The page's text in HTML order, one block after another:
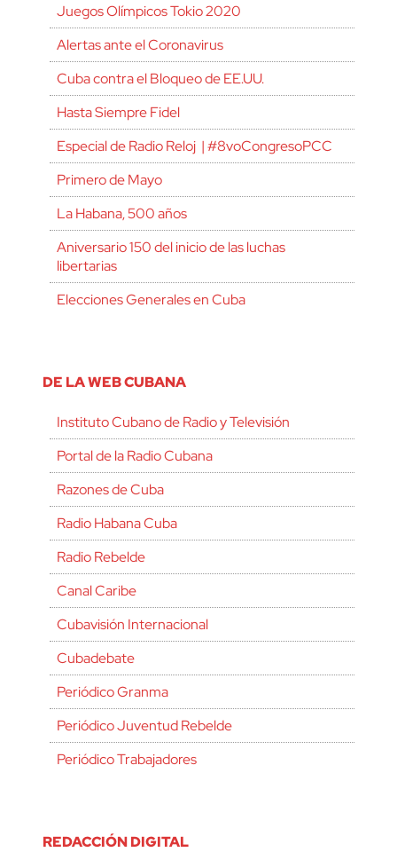
Juegos Olímpicos Tokio 2020
Alertas ante el Coronavirus
Cuba contra el Bloqueo de EE.UU.
Hasta Siempre Fidel
Especial de Radio Reloj | #8voCongresoPCC
Primero de Mayo
La Habana, 500 años
Aniversario 150 del inicio de las luchas
libertarias
Elecciones Generales en Cuba
DE LA WEB CUBANA
Instituto Cubano de Radio y Televisión
Portal de la Radio Cubana
Razones de Cuba
Radio Habana Cuba
Radio Rebelde
Canal Caribe
Cubavisión Internacional
Cubadebate
Periódico Granma
Periódico Juventud Rebelde
Periódico Trabajadores
REDACCIÓN DIGITAL